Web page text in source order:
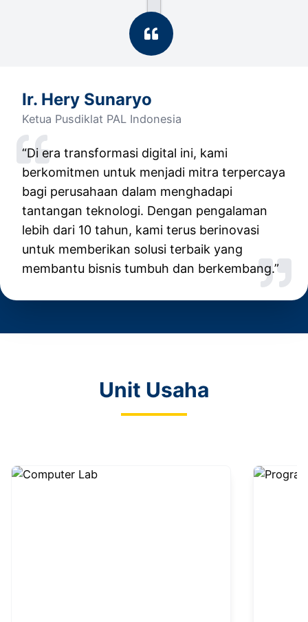
Ir. Hery Sunaryo
Ketua Pusdiklat PAL Indonesia
“Di era transformasi digital ini, kami
berkomitmen untuk menjadi mitra terpercaya
bagi perusahaan dalam menghadapi
tantangan teknologi. Dengan pengalaman
lebih dari 10 tahun, kami terus berinovasi
untuk memberikan solusi terbaik yang
membantu bisnis tumbuh dan berkembang.”
Unit Usaha